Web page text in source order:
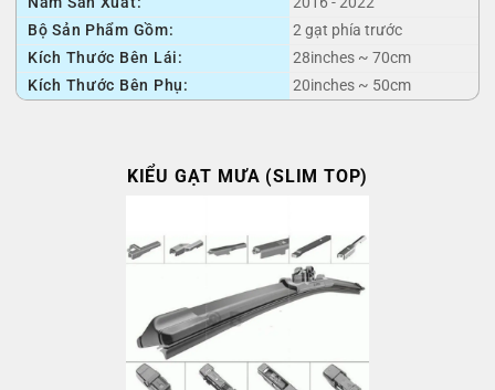
Bộ Sản Phẩm Gồm:
2 gạt phía trước
Kích Thước Bên Lái:
28inches ~ 70cm
Kích Thước Bên Phụ:
20inches ~ 50cm
KIỂU GẠT MƯA (SLIM TOP)